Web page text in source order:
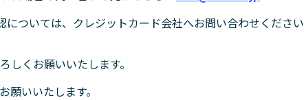
については、クレジットカード会社へお問い合わせくださ
しくお願いいたします。
願いいたします。